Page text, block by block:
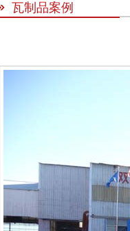
瓦制品案例